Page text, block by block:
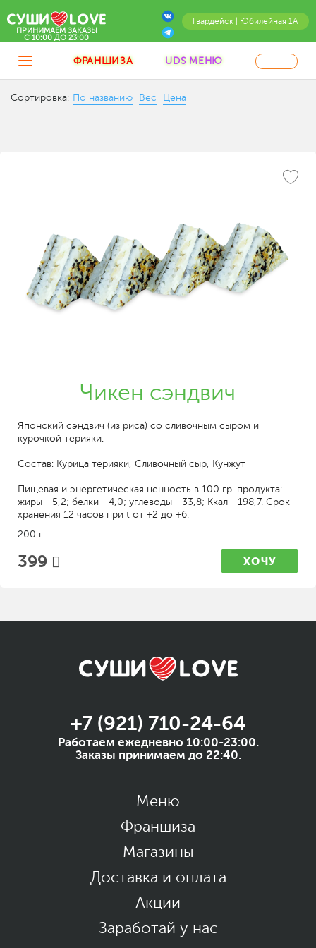
Гвардейск | Юбилейная 1А
ПРИНИМАЕМ ЗАКАЗЫ
C 10:00 ДО 23:00
ФРАНШИЗА UDS МЕНЮ
Сортировка: По названию Вес Цена
Чикен сэндвич
Японский сэндвич (из риса) со сливочным сыром и
курочкой терияки.
Состав: Курица терияки, Сливочный сыр, Кунжут
Пищевая и энергетическая ценность в 100 гр. продукта:
жиры - 5,2; белки - 4,0; углеводы - 33,8; Ккал - 198,7. Срок
хранения 12 часов при t от +2 до +6.
200 г.
399 ХОЧУ
+7 (921) 710-24-64
Работаем ежедневно 10:00-23:00.
Заказы принимаем до 22:40.
Меню
Франшиза
Магазины
Доставка и оплата
Акции
Заработай у нас